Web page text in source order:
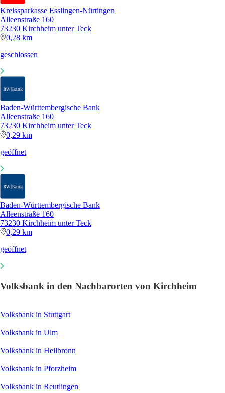
Kreissparkasse Esslingen-Nürtingen
Alleenstraße 160
73230 Kirchheim unter Teck
0,28 km
geschlossen
Baden-Württembergische Bank
Alleenstraße 160
73230 Kirchheim unter Teck
0,29 km
geöffnet
Baden-Württembergische Bank
Alleenstraße 160
73230 Kirchheim unter Teck
0,29 km
geöffnet
Volksbank in den Nachbarorten von Kirchheim
Volksbank in Stuttgart
Volksbank in Ulm
Volksbank in Heilbronn
Volksbank in Pforzheim
Volksbank in Reutlingen